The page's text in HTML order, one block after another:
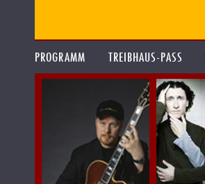
PROGRAMM TREIBHAUS-PASS